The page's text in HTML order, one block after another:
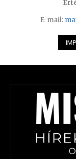
E-mail: